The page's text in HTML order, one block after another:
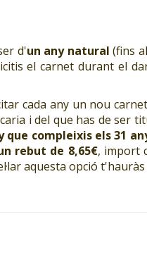
d'un any natural (fins
el carnet durant el
cada any un nou
i del que has de ser
que compleixis els 31
rebut de 8,65€, import
aquesta opció